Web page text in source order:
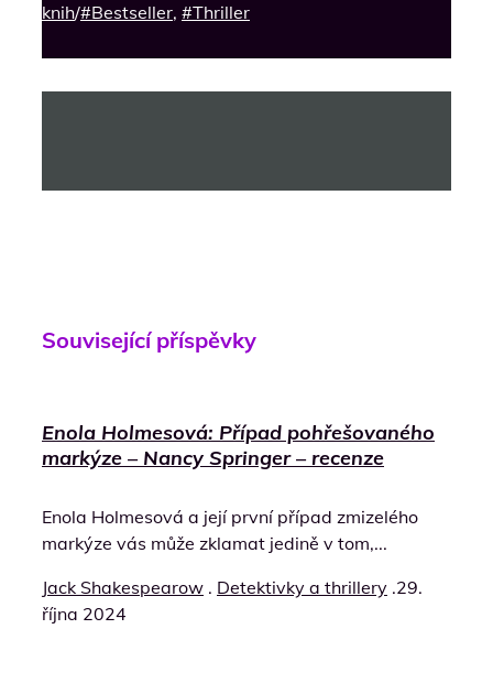
knih/#Bestseller, #Thriller
Související příspěvky
Enola Holmesová: Případ pohřešovaného
markýze – Nancy Springer – recenze
Enola Holmesová a její první případ zmizelého
markýze vás může zklamat jedině v tom,...
Jack Shakespearow . Detektivky a thrillery .29.
října 2024